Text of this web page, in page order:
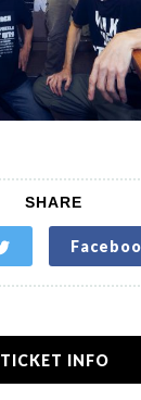
SHARE
TICKET INFO